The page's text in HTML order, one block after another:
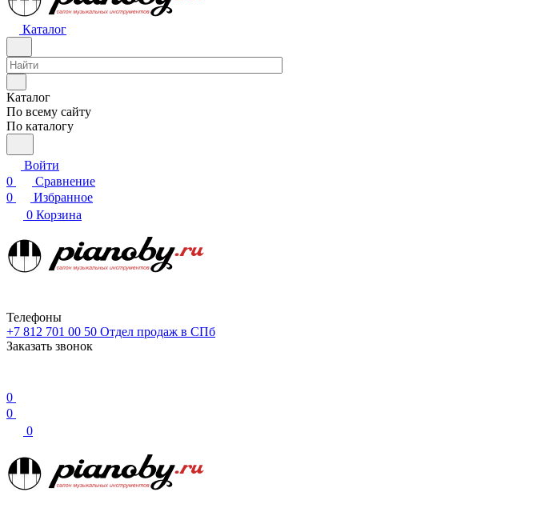
Каталог
Каталог
По всему сайту
По каталогу
Войти
0
Сравнение
0
Избранное
0 Корзина
Телефоны
+7 812 701 00 50 Отдел продаж в СПб
Заказать звонок
0
0
0